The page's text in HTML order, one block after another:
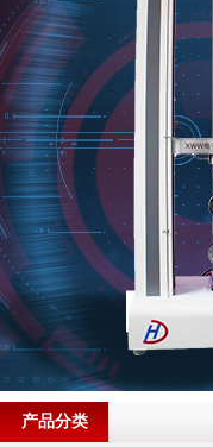
产品分类